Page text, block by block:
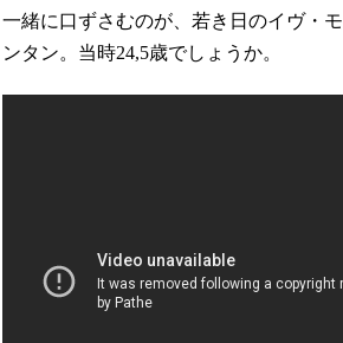
一緒に口ずさむのが、若き日のイヴ・モ
ンタン。当時24,5歳でしょうか。